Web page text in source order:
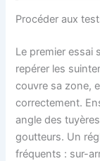
Procéder aux
Le premier essai
repérer les
couvre sa zone,
correctement.
angle des
goutteurs. Un
fréquents : sur-